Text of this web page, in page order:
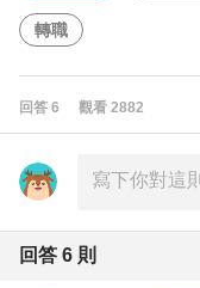
轉職
回答 6 觀看 2882
回答 6 則